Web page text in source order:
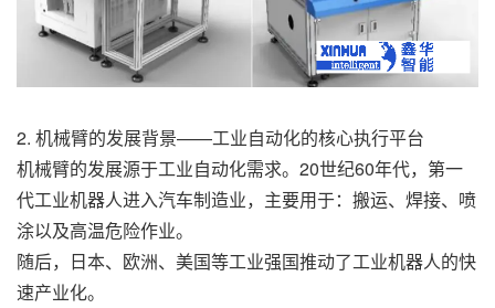
2. 机械臂的发展背景——工业自动化的核心执行平台
机械臂的发展源于工业自动化需求。20世纪60年代，第一
代工业机器人进入汽车制造业，主要用于：搬运、焊接、喷
涂以及高温危险作业。
随后，日本、欧洲、美国等工业强国推动了工业机器人的快
速产业化。